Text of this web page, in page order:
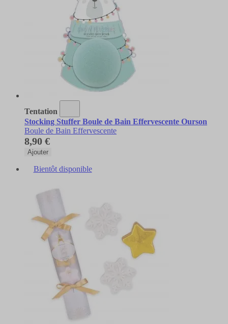
Tentation
Stocking Stuffer Boule de Bain Effervescente Ourson
Boule de Bain Effervescente
8,90 €
Ajouter
Bientôt disponible